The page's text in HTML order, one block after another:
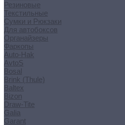
Резиновые
Текстильные
Сумки и Рюкзаки
Для автобоксов
Органайзеры
Фаркопы
Auto-Hak
AvtoS
Bosal
Brink (Thule)
Baltex
Bizon
Draw-Tite
Galia
Garant